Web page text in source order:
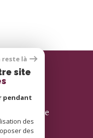
propriétaire
reste là
site
pendant
des
des